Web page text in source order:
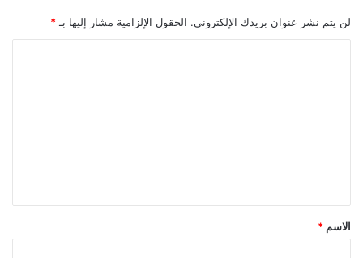
لن يتم نشر عنوان بريدك الإلكتروني. الحقول الإلزامية مشار إليها بـ *
*
الاسم *